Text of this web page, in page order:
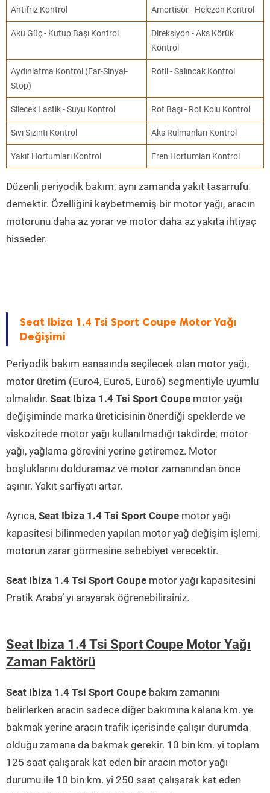
Antifriz Kontrol Amortisör - Helezon Kontrol
Akü Güç - Kutup Başı Kontrol
Direksiyon - Aks Körük
Kontrol
Aydınlatma Kontrol (Far-Sinyal-
Stop)
Rotil - Salıncak Kontrol
Silecek Lastik - Suyu Kontrol Rot Başı - Rot Kolu Kontrol
Sıvı Sızıntı Kontrol Aks Rulmanları Kontrol
Yakıt Hortumları Kontrol Fren Hortumları Kontrol
Düzenli periyodik bakım, aynı zamanda yakıt tasarrufu
demektir. Özelliğini kaybetmemiş bir motor yağı, aracın
motorunu daha az yorar ve motor daha az yakıta ihtiyaç
hisseder.
Seat Ibiza 1.4 Tsi Sport Coupe Motor Yağı
Değişimi
Periyodik bakım esnasında seçilecek olan motor yağı,
motor üretim (Euro4, Euro5, Euro6) segmentiyle uyumlu
olmalıdır. Seat Ibiza 1.4 Tsi Sport Coupe motor yağı
değişiminde marka üreticisinin önerdiği speklerde ve
viskozitede motor yağı kullanılmadığı takdirde; motor
yağı, yağlama görevini yerine getiremez. Motor
boşluklarını dolduramaz ve motor zamanından önce
aşınır. Yakıt sarfiyatı artar.
Ayrıca, Seat Ibiza 1.4 Tsi Sport Coupe motor yağı
kapasitesi bilinmeden yapılan motor yağ değişim işlemi,
motorun zarar görmesine sebebiyet verecektir.
Seat Ibiza 1.4 Tsi Sport Coupe motor yağı kapasitesini
Pratik Araba’ yı arayarak öğrenebilirsiniz.
Seat Ibiza 1.4 Tsi Sport Coupe Motor Yağı
Zaman Faktörü
Seat Ibiza 1.4 Tsi Sport Coupe bakım zamanını
belirlerken aracın sadece diğer bakımına kalana km. ye
bakmak yerine aracın trafik içerisinde çalışır durumda
olduğu zamana da bakmak gerekir. 10 bin km. yi toplam
125 saat çalışarak kat eden bir aracın motor yağı
durumu ile 10 bin km. yi 250 saat çalışarak kat eden